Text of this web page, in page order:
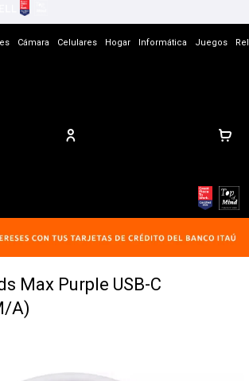
Cámara Celulares Hogar Informática Juegos
Max Purple USB-C
A)